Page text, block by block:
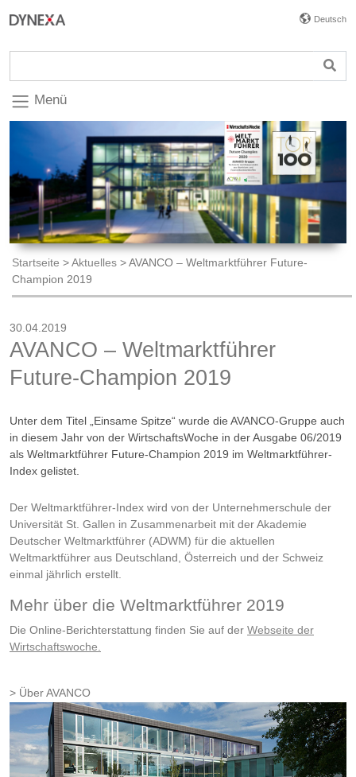
Deutsch
Menü
Startseite >Aktuelles >AVANCO – Weltmarktführer Future-
Champion 2019
30.04.2019
AVANCO – Weltmarktführer
Future-Champion 2019
Unter dem Titel „Einsame Spitze“ wurde die AVANCO-Gruppe auch
in diesem Jahr von der WirtschaftsWoche in der Ausgabe 06/2019
als Weltmarktführer Future-Champion 2019 im Weltmarktführer-
Index gelistet.
Der Weltmarktführer-Index wird von der Unternehmerschule der
Universität St. Gallen in Zusammenarbeit mit der Akademie
Deutscher Weltmarktführer (ADWM) für die aktuellen
Weltmarktführer aus Deutschland, Österreich und der Schweiz
einmal jährlich erstellt.
Mehr über die Weltmarktführer 2019
Die Online-Berichterstattung finden Sie auf der Webseite der
Wirtschaftswoche.
Über AVANCO